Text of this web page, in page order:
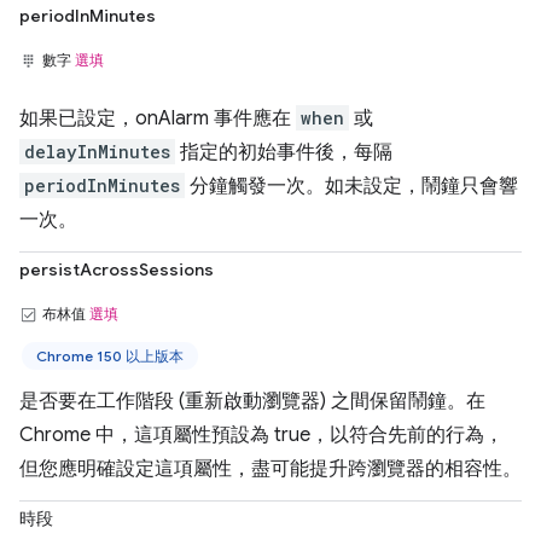
periodInMinutes
數字 選填
如果已設定，onAlarm 事件應在 when 或
delayInMinutes 指定的初始事件後，每隔
periodInMinutes 分鐘觸發一次。如未設定，鬧鐘只會響
一次。
persistAcrossSessions
布林值 選填
Chrome 150 以上版本
是否要在工作階段 (重新啟動瀏覽器) 之間保留鬧鐘。在
Chrome 中，這項屬性預設為 true，以符合先前的行為，
但您應明確設定這項屬性，盡可能提升跨瀏覽器的相容性。
時段